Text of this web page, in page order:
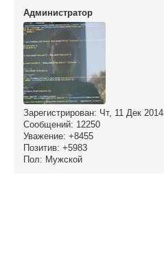
Администратор
Зарегистрирован: Чт, 11 Дек 2014
Сообщений: 12250
Уважение: +8455
Позитив: +5983
Пол: Мужской